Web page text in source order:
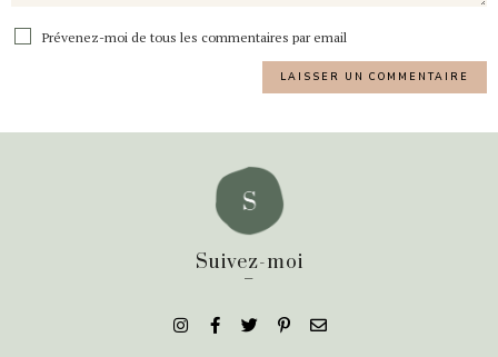
Prévenez-moi de tous les commentaires par email
Suivez-moi
_